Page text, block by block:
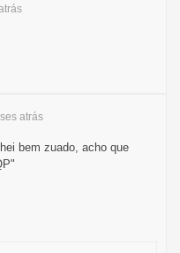
atrás
bem zuado, acho que